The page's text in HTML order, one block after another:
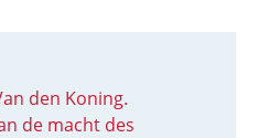
den Koning.
de macht des